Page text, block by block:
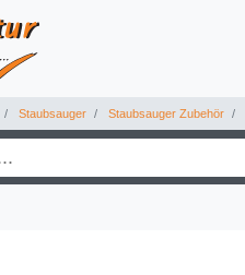
Staubsauger Staubsauger Zubehör